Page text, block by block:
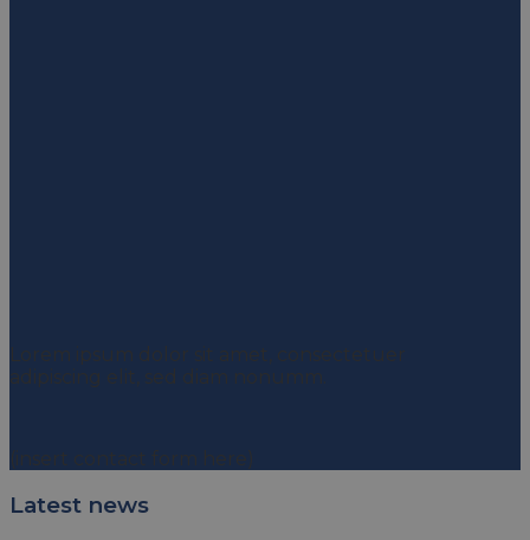
Lorem ipsum dolor sit amet, consectetuer
adipiscing elit, sed diam nonumm.
(insert contact form here)
Latest news